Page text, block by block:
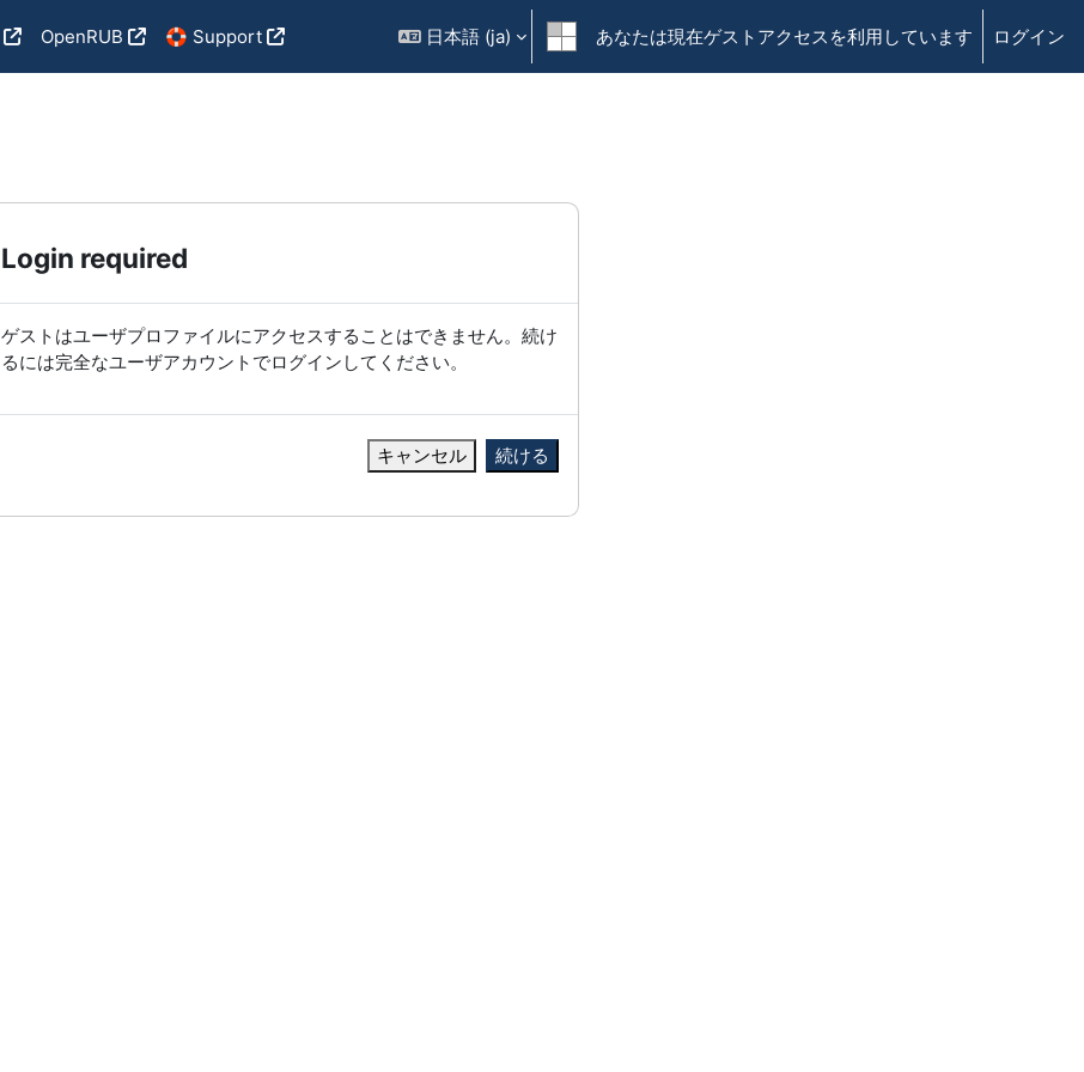
OpenRUB 🛟 Support 日本語 ‎(ja)‎ あなたは現在ゲストアクセスを利用しています ログイン
Login required
ゲストはユーザプロファイルにアクセスすることはできません。続け
るには完全なユーザアカウントでログインしてください。
キャンセル 続ける